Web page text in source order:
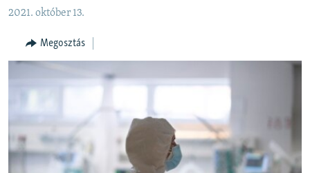
NER15
SZABADON
TÁRSADALOM
DEMOKRÁCIA
A PÉNZ NYOMÁBAN
EURÓPAI UNIÓ
VILÁG
2021. október 13.
Megosztás